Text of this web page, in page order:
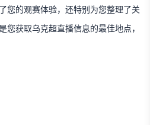
您的观赛体验，还特别为您整理了关
获取乌克超直播信息的最佳地点，